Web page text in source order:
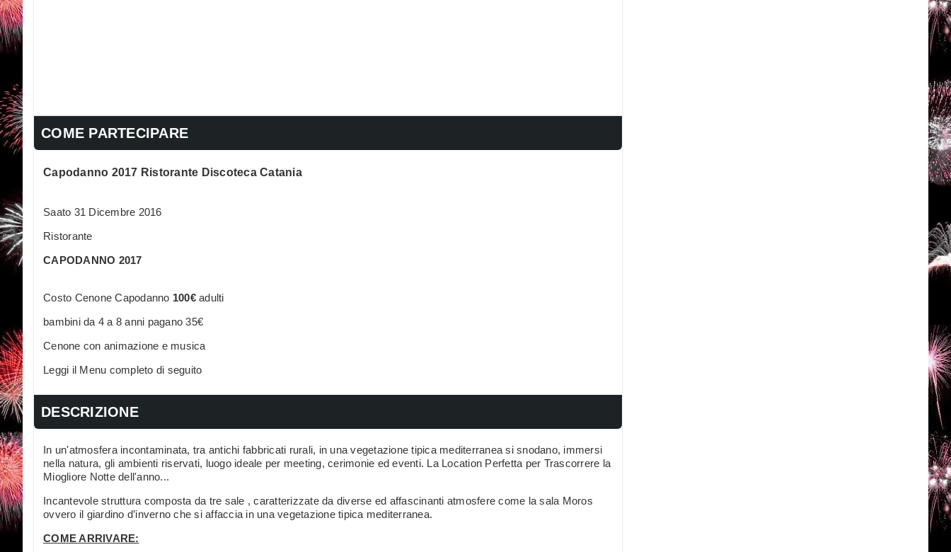
COME PARTECIPARE
Capodanno 2017 Ristorante Discoteca Catania
Saato 31 Dicembre 2016
Ristorante
CAPODANNO 2017
Costo Cenone Capodanno 100€adulti
bambini da 4 a 8 anni pagano 35€
Cenone con animazione e musica
Leggi il Menu completo di seguito
DESCRIZIONE
In un'atmosfera incontaminata, tra antichi fabbricati rurali, in una vegetazione tipica mediterranea si snodano, immersi
nella natura, gli ambienti riservati, luogo ideale per meeting, cerimonie ed eventi. La Location Perfetta per Trascorrere la
Miogliore Notte dell'anno...
Incantevole struttura composta da tre sale , caratterizzate da diverse ed affascinanti atmosfere come la sala Moros
ovvero il giardino d’inverno che si affaccia in una vegetazione tipica mediterranea.
COME ARRIVARE: